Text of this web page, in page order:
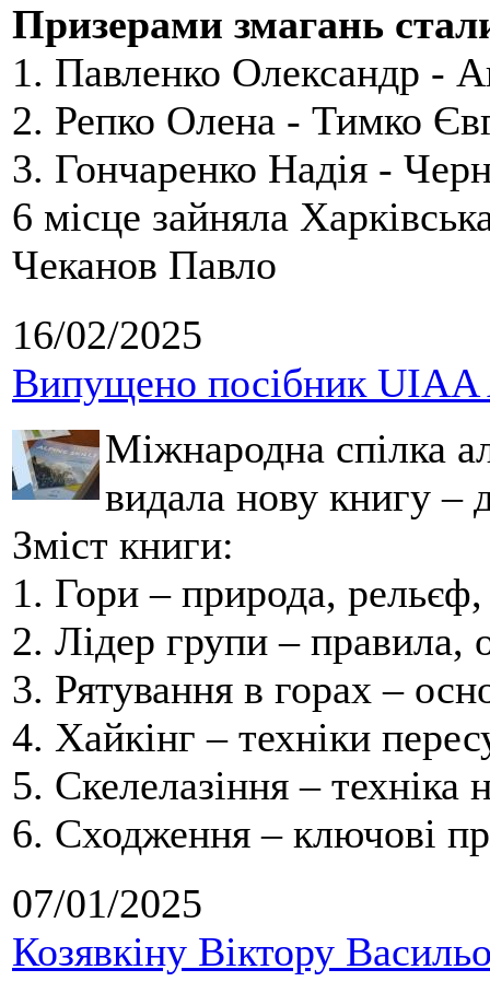
Призерами змагань
1. Павленко Олександр -
2. Репко Олена - Тимко
3. Гончаренко Надія -
6 місце зайняла
Чеканов Павло
16/02/2025
Випущено посібник
Міжнародна спілка
видала нову книгу –
Зміст книги:
1. Гори – природа,
2. Лідер групи – правила,
3. Рятування в горах –
4. Хайкінг – техніки
5. Скелелазіння –
6. Сходження – ключові
07/01/2025
Козявкіну Віктору